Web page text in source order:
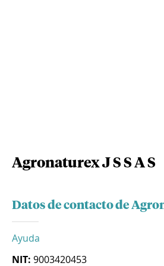
Agronaturex J S S A S
Datos de contacto de
Ayuda
NIT: 9003420453